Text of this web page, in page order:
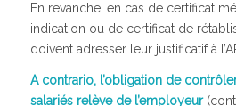
En revanche, en cas de certificat
indication ou de certificat de
doivent adresser leur justificatif à
A contrario, l’obligation de
salariés relève de l’employeur